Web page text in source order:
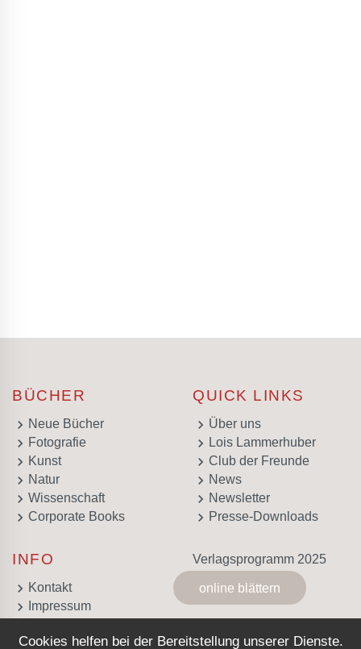
Cookies helfen bei der Bereitstellung unserer Dienste.
BÜCHER
keyboard_arrow_right Neue Bücher
keyboard_arrow_right Fotografie
keyboard_arrow_right Kunst
keyboard_arrow_right Natur
keyboard_arrow_right Wissenschaft
keyboard_arrow_right Corporate Books
QUICK LINKS
keyboard_arrow_right Über uns
keyboard_arrow_right Lois Lammerhuber
keyboard_arrow_right Club der Freunde
keyboard_arrow_right News
keyboard_arrow_right Newsletter
keyboard_arrow_right Presse-Downloads
INFO
keyboard_arrow_right Kontakt
keyboard_arrow_right Impressum
keyboard_arrow_rightDatenschutz
Verlagsprogramm 2025
online blättern